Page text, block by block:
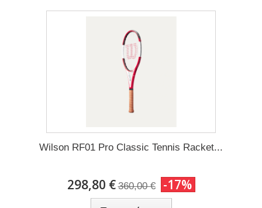
Wilson RF01 Pro Classic Tennis Racket...
298,80 € 360,00 € -17%